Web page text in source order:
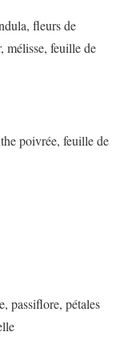
fleurs de
mélisse, feuille de
poivrée, feuille de
passiflore, pétales